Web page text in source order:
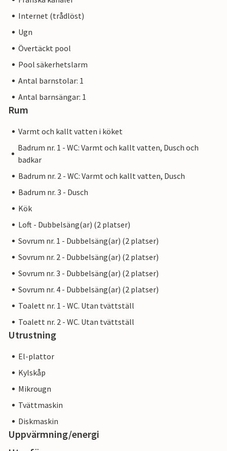
Internet (trådlöst)
Ugn
Övertäckt pool
Pool säkerhetslarm
Antal barnstolar: 1
Antal barnsängar: 1
Rum
Varmt och kallt vatten i köket
Badrum nr. 1 - WC: Varmt och kallt vatten, Dusch och
badkar
Badrum nr. 2 - WC: Varmt och kallt vatten, Dusch
Badrum nr. 3 - Dusch
Kök
Loft - Dubbelsäng(ar) (2 platser)
Sovrum nr. 1 - Dubbelsäng(ar) (2 platser)
Sovrum nr. 2 - Dubbelsäng(ar) (2 platser)
Sovrum nr. 3 - Dubbelsäng(ar) (2 platser)
Sovrum nr. 4 - Dubbelsäng(ar) (2 platser)
Toalett nr. 1 - WC. Utan tvättställ
Toalett nr. 2 - WC. Utan tvättställ
Utrustning
El-plattor
Kylskåp
Mikrougn
Tvättmaskin
Diskmaskin
Uppvärmning/energi